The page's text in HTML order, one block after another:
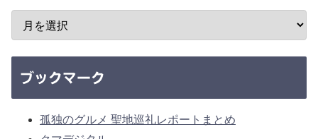
ブックマーク
孤独のグルメ 聖地巡礼レポートまとめ